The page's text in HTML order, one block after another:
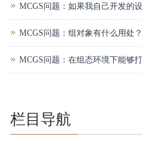
MCGS问题：如果我自己开发的
MCGS问题：组对象有什么用处？
MCGS问题：在组态环境下能够
栏目导航